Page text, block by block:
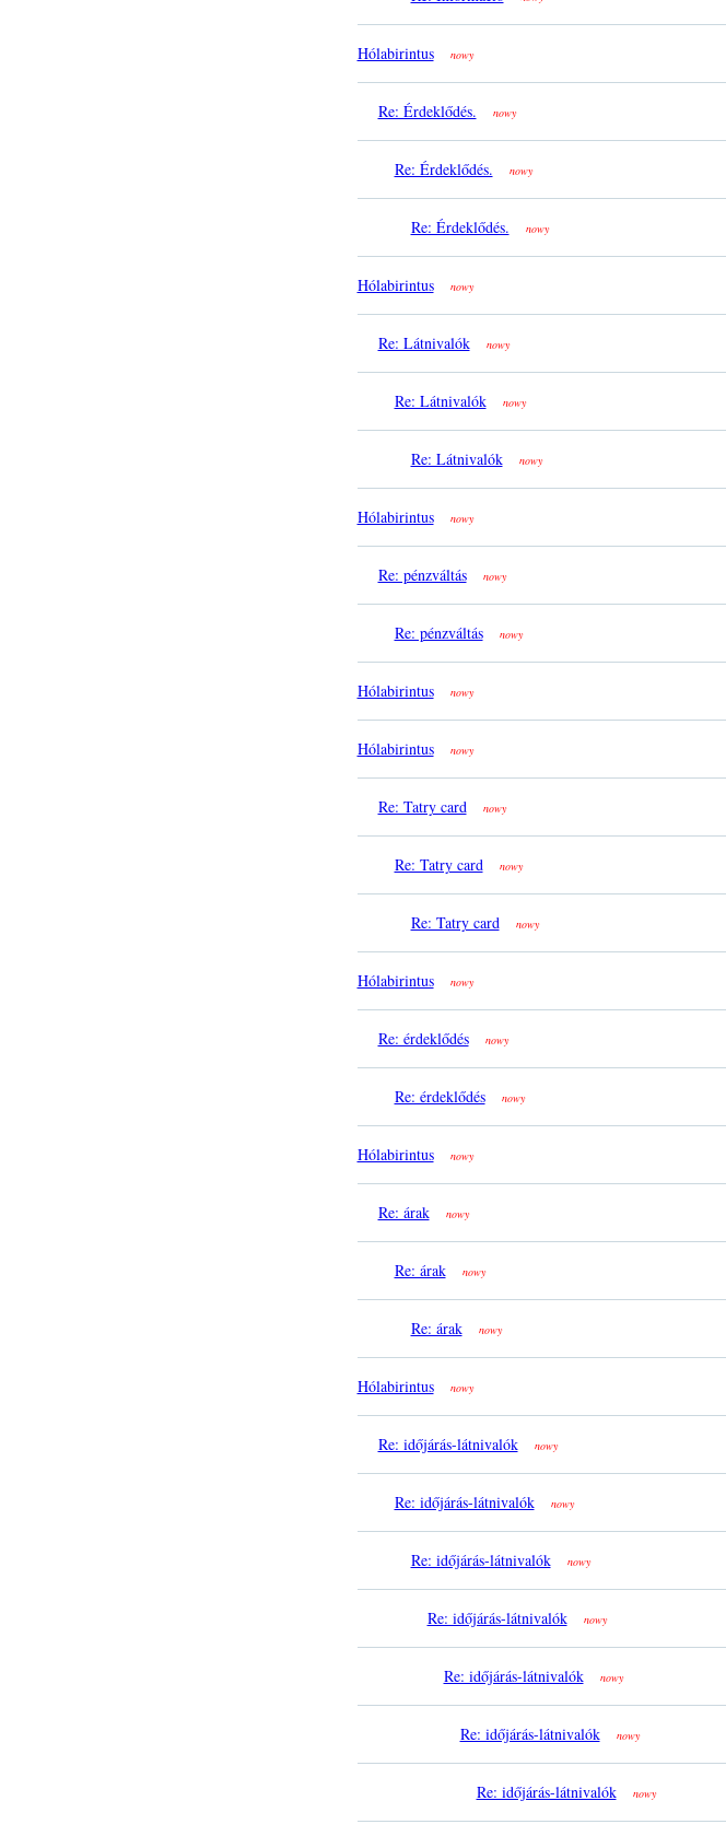
Hólabirintus nowy
Re: Érdeklődés. nowy
Re: Érdeklődés. nowy
Re: Érdeklődés. nowy
Hólabirintus nowy
Re: Látnivalók nowy
Re: Látnivalók nowy
Re: Látnivalók nowy
Hólabirintus nowy
Re: pénzváltás nowy
Re: pénzváltás nowy
Hólabirintus nowy
Hólabirintus nowy
Re: Tatry card nowy
Re: Tatry card nowy
Re: Tatry card nowy
Hólabirintus nowy
Re: érdeklődés nowy
Re: érdeklődés nowy
Hólabirintus nowy
Re: árak nowy
Re: árak nowy
Re: árak nowy
Hólabirintus nowy
Re: időjárás-látnivalók nowy
Re: időjárás-látnivalók nowy
Re: időjárás-látnivalók nowy
Re: időjárás-látnivalók nowy
Re: időjárás-látnivalók nowy
Re: időjárás-látnivalók nowy
Re: időjárás-látnivalók nowy